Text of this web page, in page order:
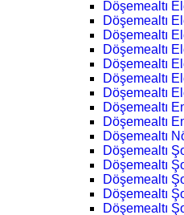
Döşemealtı
Döşemealtı
Döşemealtı
Döşemealtı
Döşemealtı
Döşemealtı
Döşemealtı
Döşemealtı
Döşemealtı
Döşemealtı
Döşemealtı
Döşemealtı
Döşemealtı
Döşemealtı
Döşemealtı